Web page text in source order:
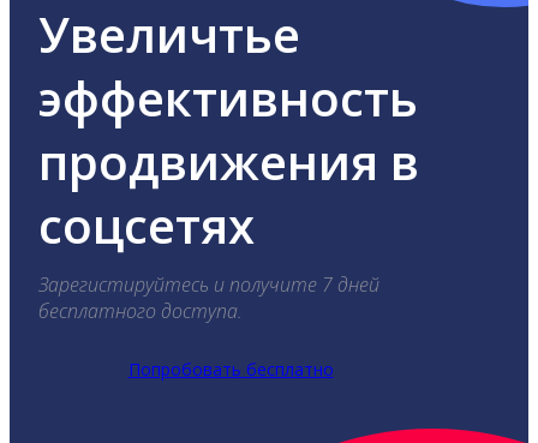
Увеличтье
эффективность
продвижения в
соцсетях
Зарегистируйтесь и получите 7 дней
бесплатного доступа.
Попробовать бесплатно